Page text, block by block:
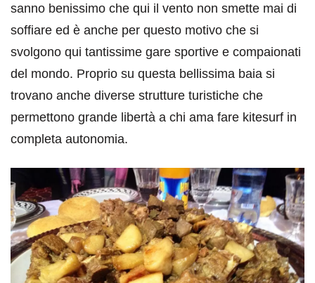
sanno benissimo che qui il vento non smette mai di
soffiare ed è anche per questo motivo che si
svolgono qui tantissime gare sportive e compaionati
del mondo. Proprio su questa bellissima baia si
trovano anche diverse strutture turistiche che
permettono grande libertà a chi ama fare kitesurf in
completa autonomia.